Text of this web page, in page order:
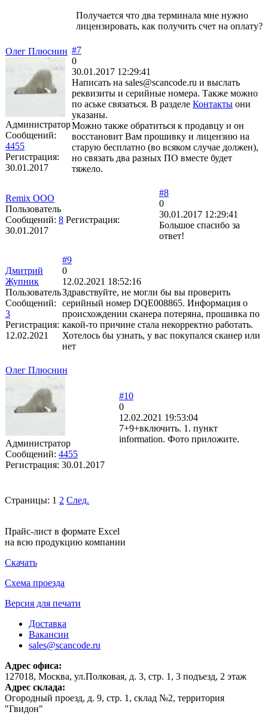
Получается что два терминала мне нужно
лицензировать, как получить счет на оплату?
Олег Плюснин
Администратор
Сообщений:
4455
Регистрация:
30.01.2017
#7
0
30.01.2017 12:29:41
Написать на sales@scancode.ru и выслать
реквизиты и серийные номера. Также можно
по аське связаться. В разделе Контакты они
указаны.
Можно также обратиться к продавцу и он
восстановит Вам прошивку и лицензию на
старую бесплатно (во всяком случае должен),
но связать два разных ПО вместе будет
тяжело.
Remix OOO
Пользователь
Сообщений: 8 Регистрация:
30.01.2017
#8
0
30.01.2017 12:29:41
Большое спасибо за
ответ!
Дмитрий
Жупник
Пользователь
Сообщений:
3
Регистрация:
12.02.2021
#9
0
12.02.2021 18:52:16
Здравствуйте, не могли бы вы проверить
серийный номер DQE008865. Информация о
происхождении сканера потеряна, прошивка по
какой-то причине стала некорректно работать.
Хотелось бы узнать, у вас покупался сканер или
нет
Олег Плюснин
Администратор
Сообщений: 4455
Регистрация: 30.01.2017
#10
0
12.02.2021 19:53:04
7+9+включить. 1. пункт
information. Фото приложите.
Страницы: 1 2 След.
Прайс-лист в формате Excel
на всю продукцию компании
Скачать
Схема проезда
Версия для печати
Доставка
Вакансии
sales@scancode.ru
Адрес офиса:
127018, Москва, ул.Полковая, д. 3, стр. 1, 3 подъезд, 2 этаж
Адрес склада:
Огородный проезд, д. 9, стр. 1, склад №2, территория
"Гвидон"